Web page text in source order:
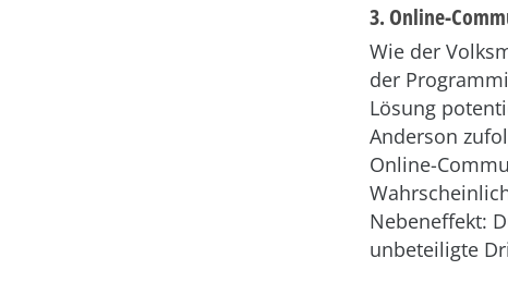
3. Online-
Wie der
der
Lösung
Anderson
Online-
Nebeneffekt:
unbeteiligte